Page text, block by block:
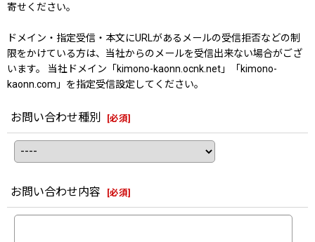
寄せください。
ドメイン・指定受信・本文にURLがあるメールの受信拒否などの制
限をかけている方は、当社からのメールを受信出来ない場合がござ
います。 当社ドメイン「kimono-kaonn.ocnk.net」「kimono-
kaonn.com」を指定受信設定してください。
お問い合わせ種別 [必須]
お問い合わせ内容 [必須]